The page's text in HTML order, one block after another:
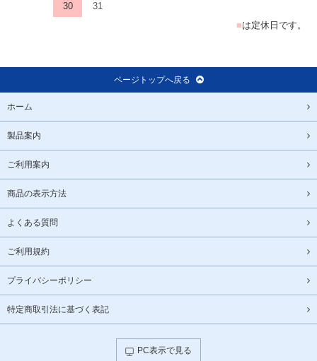
30
31
■は定休日です。
ページトップへ戻る
ホーム
製品案内
ご利用案内
商品の表示方法
よくある質問
ご利用規約
プライバシーポリシー
特定商取引法に基づく表記
PC表示で見る